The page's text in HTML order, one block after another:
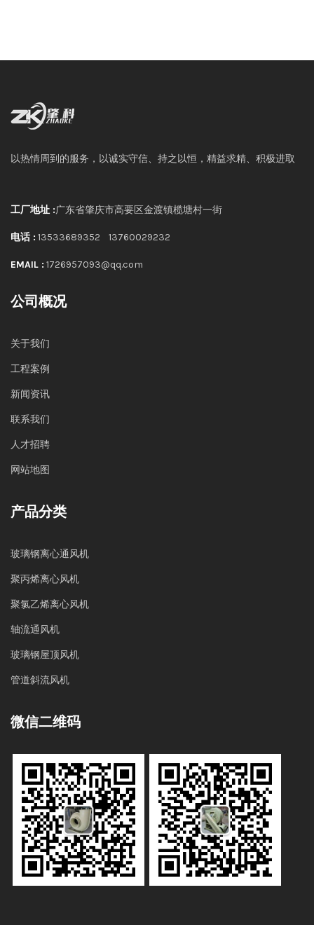
以热情周到的服务，以诚实守信、持之以恒，精益求精、积极进取
工厂地址 :广东省肇庆市高要区金渡镇榄塘村一街
电话 : 13533689352 13760029232
EMAIL : 1726957093@qq.com
公司概况
关于我们
工程案例
新闻资讯
联系我们
人才招聘
网站地图
产品分类
玻璃钢离心通风机
聚丙烯离心风机
聚氯乙烯离心风机
轴流通风机
玻璃钢屋顶风机
管道斜流风机
微信二维码